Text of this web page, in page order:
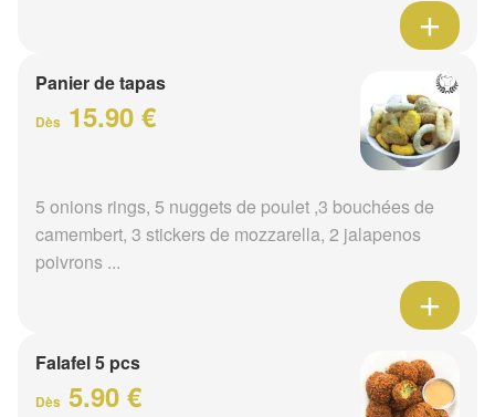
Panier de tapas
Dès 15.90 €
5 onions rings, 5 nuggets de poulet ,3 bouchées de
camembert, 3 stickers de mozzarella, 2 jalapenos
poivrons ...
Falafel 5 pcs
Dès 5.90 €